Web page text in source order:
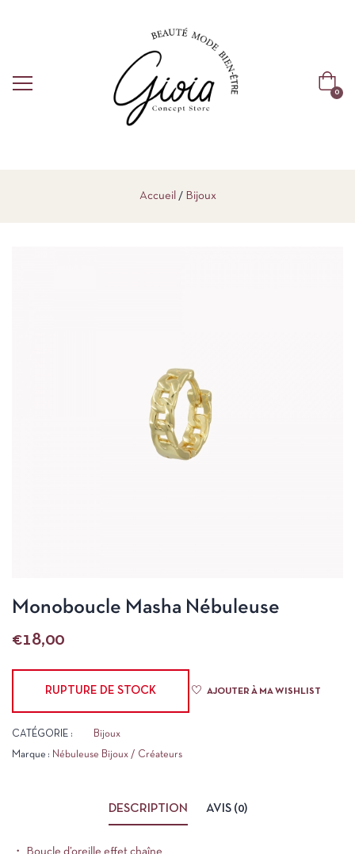
0
Accueil Bijoux
Monoboucle Masha Nébuleuse
€18,00
RUPTURE DE STOCK AJOUTER À MA WISHLIST
CATÉGORIE : Bijoux
Marque : Nébuleuse Bijoux / Créateurs
DESCRIPTION AVIS (0)
・ Boucle d’oreille effet chaîne